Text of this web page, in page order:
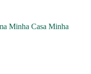
Minha Casa Minha